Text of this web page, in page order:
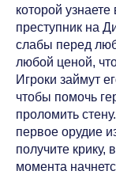
которой
преступник на
слабы перед
любой ценой,
Игроки займут
чтобы помочь
проломить
первое орудие
получите крику,
момента